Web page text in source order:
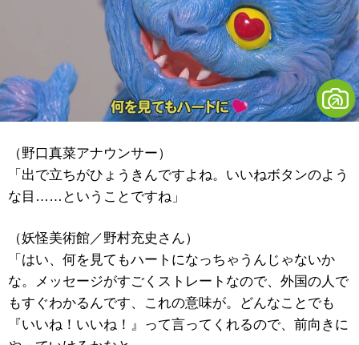
（野口真菜アナウンサー）
「出で立ちがひょうきんですよね。いいねボタンのよう
な目……ということですね」
（妖怪美術館／野村充史さん）
「はい、何を見てもハートになっちゃうんじゃないか
な。メッセージがすごくストレートなので、外国の人で
もすぐわかるんです、これの意味が。どんなことでも
『いいね！いいね！』って言ってくれるので、前向きに